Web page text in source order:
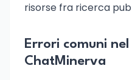
risorse fra ricerca
Errori comuni
ChatMinerva